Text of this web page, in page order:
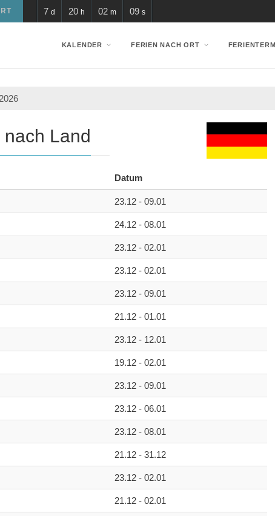
7 d 20 h 02 m 09 s
KALENDER FERIEN NACH ORT
Land
Datum
23.12 - 09.01
24.12 - 08.01
23.12 - 02.01
23.12 - 02.01
23.12 - 09.01
21.12 - 01.01
23.12 - 12.01
19.12 - 02.01
23.12 - 09.01
23.12 - 06.01
23.12 - 08.01
21.12 - 31.12
23.12 - 02.01
21.12 - 02.01